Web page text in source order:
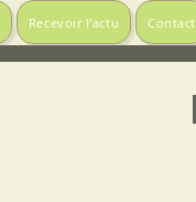
Recevoir l'actu Contact